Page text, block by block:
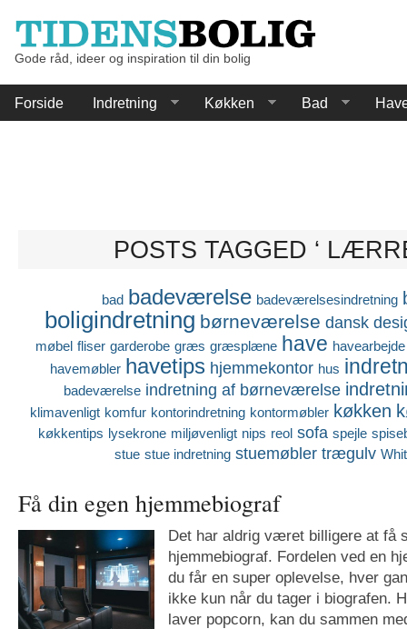
Gode råd, ideer og inspiration til din bolig
Forside Indretning Køkken Bad
POSTS TAGGED ‘
bad badeværelse badeværelsesindretning
boligindretning børneværelse dansk
møbel fliser garderobe græs græsplæne have havearbejde
havemøbler havetips hjemmekontor hus
badeværelse indretning af børneværelse
klimavenligt komfur kontorindretning kontormøbler køkken
køkkentips lysekrone miljøvenligt nips reol sofa spejle
stue stue indretning stuemøbler trægulv
Få din egen hjemmebiograf
Det har aldrig været billigere at få
hjemmebiograf. Fordelen ved en
du får en super oplevelse, hver
ikke kun når du tager i biografen.
laver popcorn, kan du sammen